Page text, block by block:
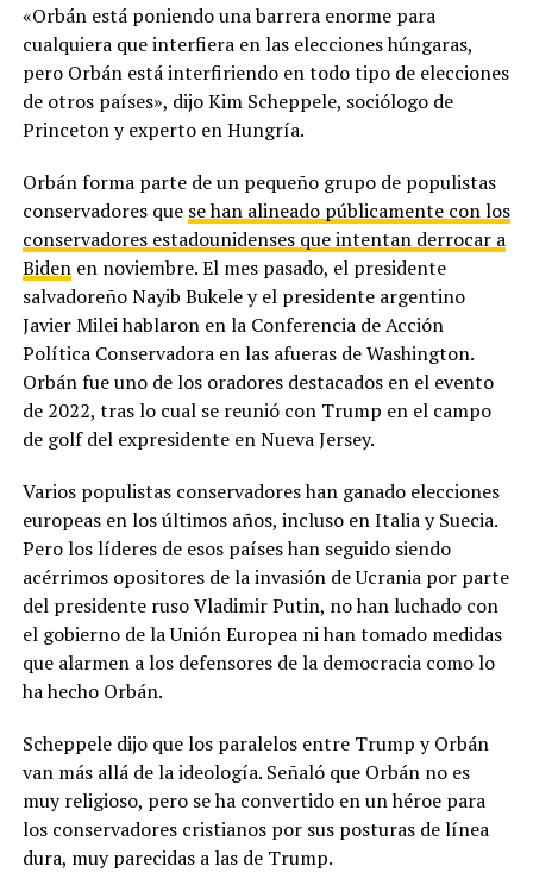
«Orbán está poniendo una barrera enorme para
cualquiera que interfiera en las elecciones húngaras,
pero Orbán está interfiriendo en todo tipo de elecciones
de otros países», dijo Kim Scheppele, sociólogo de
Princeton y experto en Hungría.
Orbán forma parte de un pequeño grupo de populistas
conservadores que se han alineado públicamente con los
conservadores estadounidenses que intentan derrocar a
Bidenen noviembre. El mes pasado, el presidente
salvadoreño Nayib Bukele y el presidente argentino
Javier Milei hablaron en la Conferencia de Acción
Política Conservadora en las afueras de Washington.
Orbán fue uno de los oradores destacados en el evento
de 2022, tras lo cual se reunió con Trump en el campo
de golf del expresidente en Nueva Jersey.
Varios populistas conservadores han ganado elecciones
europeas en los últimos años, incluso en Italia y Suecia.
Pero los líderes de esos países han seguido siendo
acérrimos opositores de la invasión de Ucrania por parte
del presidente ruso Vladimir Putin, no han luchado con
el gobierno de la Unión Europea ni han tomado medidas
que alarmen a los defensores de la democracia como lo
ha hecho Orbán.
Scheppele dijo que los paralelos entre Trump y Orbán
van más allá de la ideología. Señaló que Orbán no es
muy religioso, pero se ha convertido en un héroe para
los conservadores cristianos por sus posturas de línea
dura, muy parecidas a las de Trump.